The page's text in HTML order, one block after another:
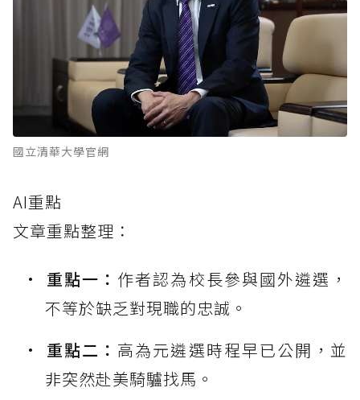
國立清華大學官網
AI重點
文章重點整理：
重點一： 作者認為校長參與國外遴選，
不等於缺乏對現職的忠誠。
重點二： 高為元遴選時程早已公開，並
非突然赴美騎驢找馬。